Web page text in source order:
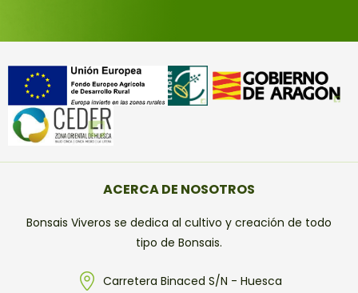
ACERCA DE NOSOTROS
Bonsais Viveros se dedica al cultivo y creación de todo
tipo de Bonsais.
Carretera Binaced S/N - Huesca